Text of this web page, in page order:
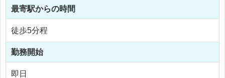
最寄駅からの時間
徒歩5分程
勤務開始
即日